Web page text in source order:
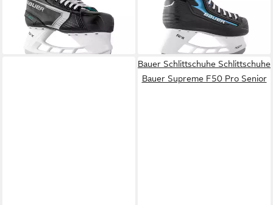
-10%
lieferbar - in 3-4 Werktagen bei dir lieferbar - in 3-4 Werktagen bei dir
Bauer Schlittschuhe Schlittschuhe
Bauer Supreme F50 Pro Senior